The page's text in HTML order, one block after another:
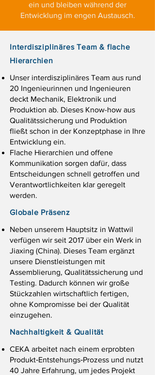
ein und bleiben während der
Entwicklung im engen Austausch.
Interdisziplinäres Team & flache
Hierarchien
Unser interdisziplinäres Team aus rund
20 Ingenieurinnen und Ingenieuren
deckt Mechanik, Elektronik und
Produktion ab. Dieses Know-how aus
Qualitätssicherung und Produktion
fließt schon in der Konzeptphase in Ihre
Entwicklung ein.
Flache Hierarchien und offene
Kommunikation sorgen dafür, dass
Entscheidungen schnell getroffen und
Verantwortlichkeiten klar geregelt
werden.
Globale Präsenz
Neben unserem Hauptsitz in Wattwil
verfügen wir seit 2017 über ein Werk in
Jiaxing (China). Dieses Team ergänzt
unsere Dienstleistungen mit
Assemblierung, Qualitäts­sicherung und
Testing. Dadurch können wir große
Stückzahlen wirtschaftlich fertigen,
ohne Kompromisse bei der Qualität
einzugehen.
Nachhaltigkeit & Qualität
CEKA arbeitet nach einem erprobten
Produkt‑Entstehungs‑Prozess und nutzt
40 Jahre Erfahrung, um jedes Projekt